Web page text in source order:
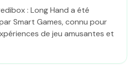
: Long Hand a été
Smart Games, connu pour
de jeu amusantes et